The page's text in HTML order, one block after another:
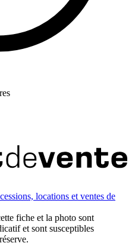
locations et ventes de
fiche et la photo sont
et sont susceptibles